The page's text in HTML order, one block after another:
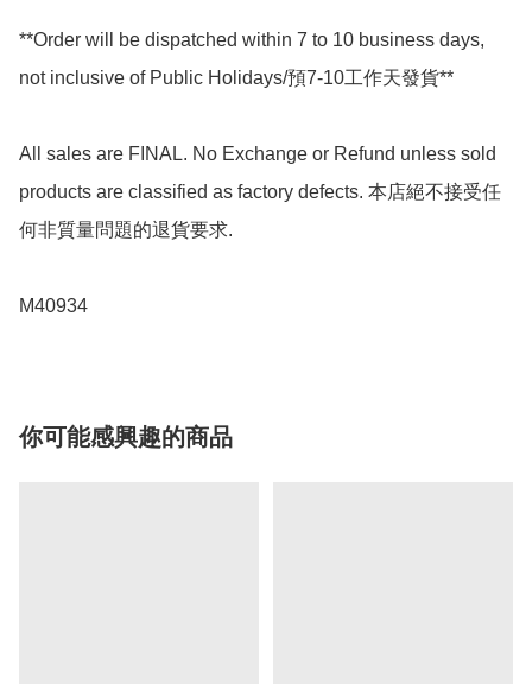
**Order will be dispatched within 7 to 10 business days,
not inclusive of Public Holidays/預7-10工作天發貨**
All sales are FINAL. No Exchange or Refund unless sold
products are classified as factory defects. 本店絕不接受任
何非質量問題的退貨要求.
M40934
你可能感興趣的商品